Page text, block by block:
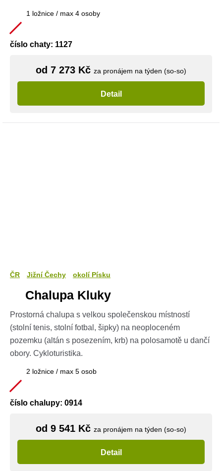
1 ložnice / max 4 osoby
číslo chaty: 1127
od 7 273 Kč za pronájem na týden (so-so)
Detail
ČR Jižní Čechy okolí Písku
Chalupa Kluky
Prostorná chalupa s velkou společenskou místností
(stolní tenis, stolní fotbal, šipky) na neoploceném
pozemku (altán s posezením, krb) na polosamotě u dančí
obory. Cykloturistika.
2 ložnice / max 5 osob
číslo chalupy: 0914
od 9 541 Kč za pronájem na týden (so-so)
Detail